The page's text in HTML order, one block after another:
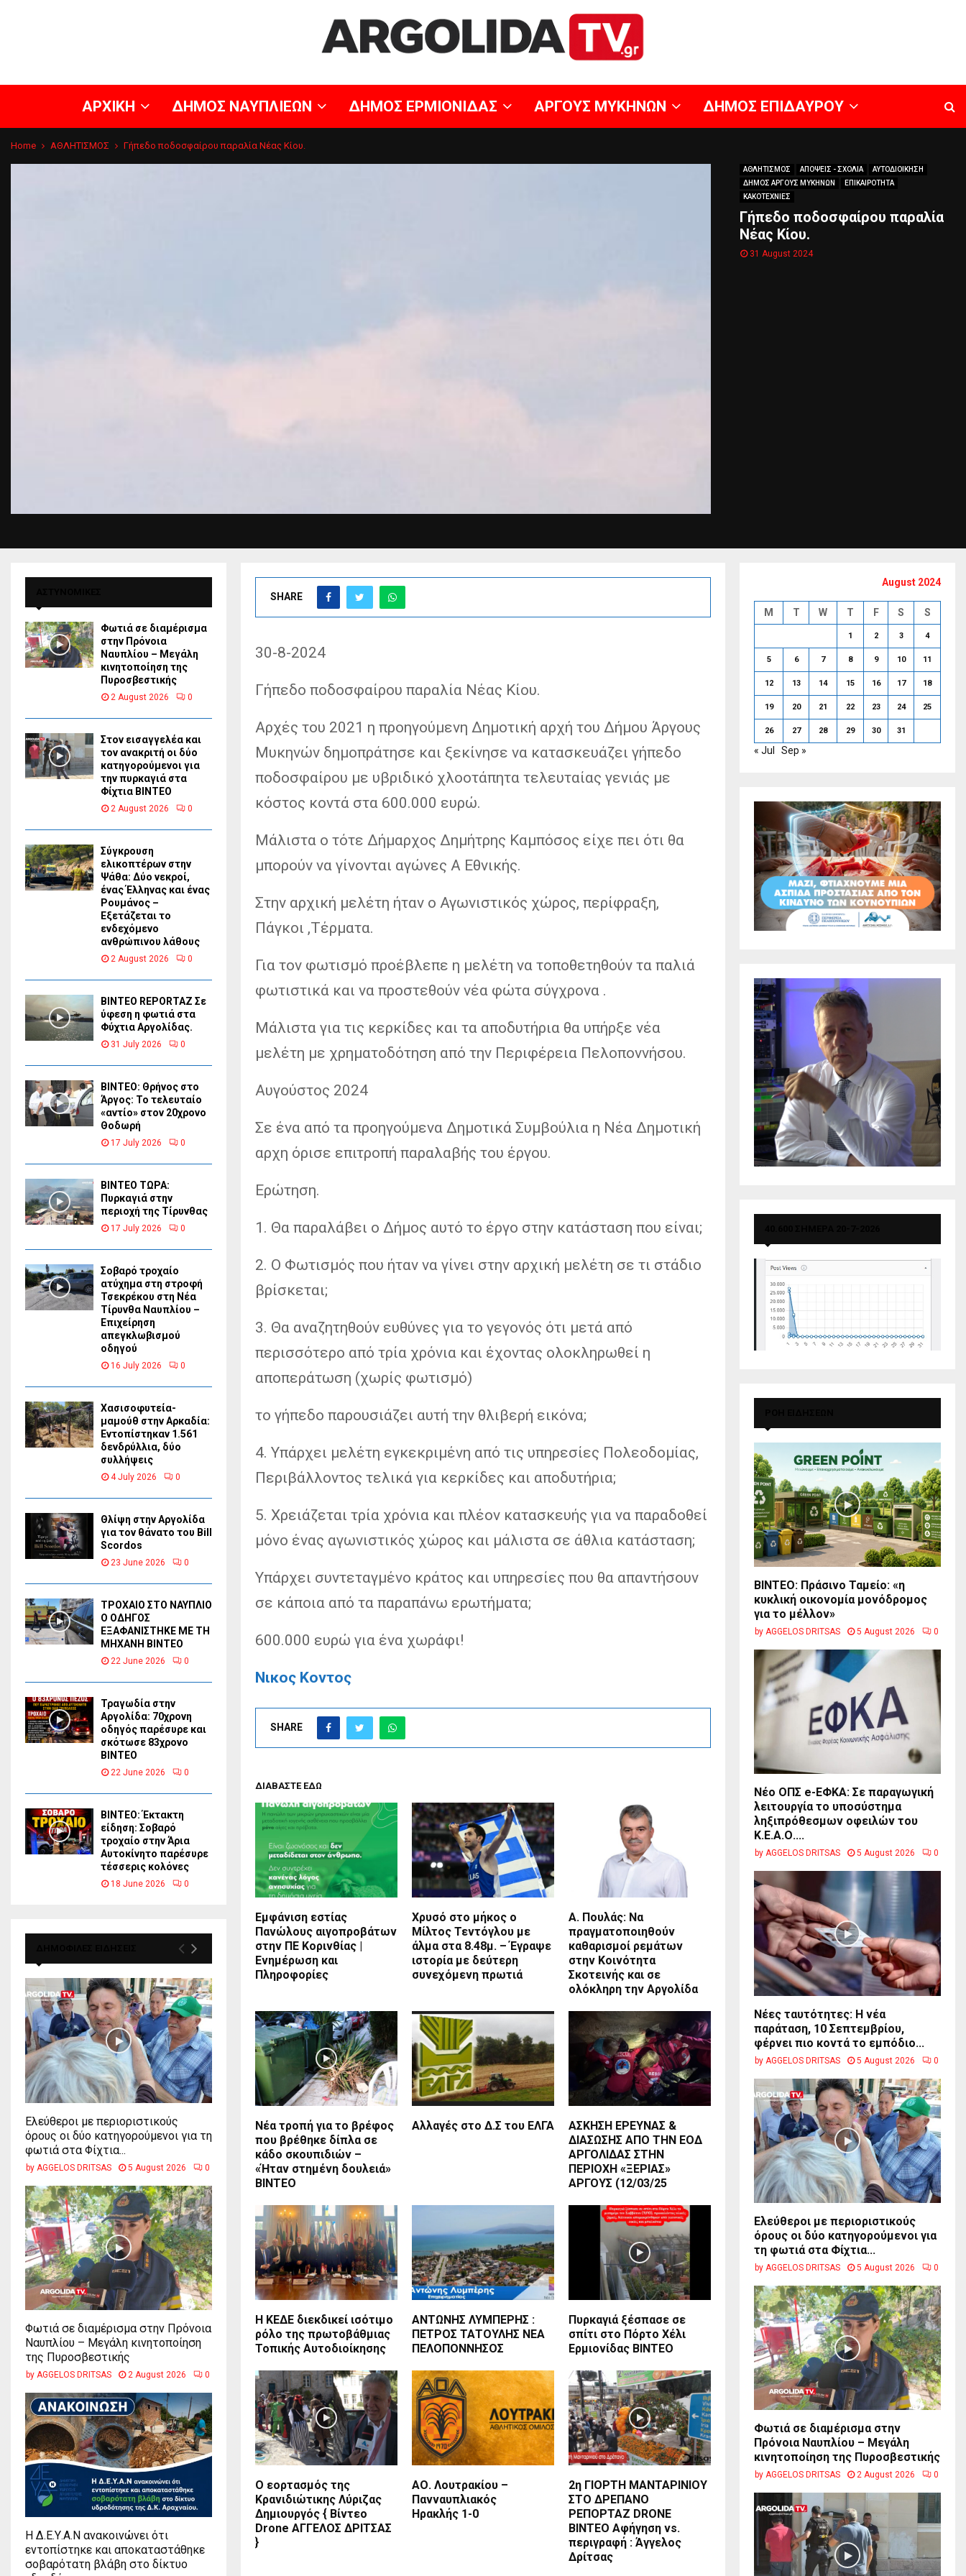
ΑΡΧΙΚΗ ΔΗΜΟΣ ΝΑΥΠΛΙΕΩΝ ΔΗΜΟΣ ΕΡΜΙΟΝΙΔΑΣ ΑΡΓΟΥΣ ΜΥΚΗΝΩΝ ΔΗΜΟΣ ΕΠΙΔΑΥΡΟΥ
Home ΑΘΛΗΤΙΣΜΟΣ Γήπεδο ποδοσφαίρου παραλία Νέας Κίου.
ΑΘΛΗΤΙΣΜΟΣ ΑΠΟΨΕΙΣ - ΣΧΟΛΙΑ
ΑΥΤΟΔΙΟΙΚΗΣΗ
ΔΗΜΟΣ ΑΡΓΟΥΣ ΜΥΚΗΝΩΝ
ΕΠΙΚΑΙΡΟΤΗΤΑ
ΚΑΚΟΤΕΧΝΙΕΣ
Γήπεδο ποδοσφαίρου παραλία
Νέας Κίου.
31 August 2024
SHARE
30-8-2024
Γήπεδο ποδοσφαίρου παραλία Νέας Κίου.
Αρχές του 2021 η προηγούμενη Δημοτική αρχή του Δήμου Άργους
Μυκηνών δημοπράτησε και ξεκίνησε να κατασκευάζει γήπεδο
ποδοσφαίρου με υβριδικό χλοοτάπητα τελευταίας γενιάς με
κόστος κοντά στα 600.000 ευρώ.
Μάλιστα ο τότε Δήμαρχος Δημήτρης Καμπόσος είχε πει ότι θα
μπορούν να γίνονται αγώνες Α Εθνικής.
Στην αρχική μελέτη ήταν ο Αγωνιστικός χώρος, περίφραξη,
Πάγκοι ,Τέρματα.
Για τον φωτισμό προέβλεπε η μελέτη να τοποθετηθούν τα παλιά
φωτιστικά και να προστεθούν νέα φώτα σύγχρονα .
Μάλιστα για τις κερκίδες και τα αποδυτήρια θα υπήρξε νέα
μελέτη με χρηματοδότηση από την Περιφέρεια Πελοποννήσου.
Αυγούστος 2024
Σε ένα από τα προηγούμενα Δημοτικά Συμβούλια η Νέα Δημοτική
αρχη όρισε επιτροπή παραλαβής του έργου.
Ερώτηση.
1. Θα παραλάβει ο Δήμος αυτό το έργο στην κατάσταση που είναι;
2. Ο Φωτισμός που ήταν να γίνει στην αρχική μελέτη σε τι στάδιο
βρίσκεται;
3. Θα αναζητηθούν ευθύνες για το γεγονός ότι μετά από
περισσότερο από τρία χρόνια και έχοντας ολοκληρωθεί η
αποπεράτωση (χωρίς φωτισμό)
το γήπεδο παρουσιάζει αυτή την θλιβερή εικόνα;
4. Υπάρχει μελέτη εγκεκριμένη από τις υπηρεσίες Πολεοδομίας,
Περιβάλλοντος τελικά για κερκίδες και αποδυτήρια;
5. Χρειάζεται τρία χρόνια και πλέον κατασκευής για να παραδοθεί
μόνο ένας αγωνιστικός χώρος και μάλιστα σε άθλια κατάσταση;
Υπάρχει συντεταγμένο κράτος και υπηρεσίες που θα απαντήσουν
σε κάποια από τα παραπάνω ερωτήματα;
600.000 ευρώ για ένα χωράφι!
Νικος Κοντος
SHARE
ΔΙΑΒΑΣΤΕ ΕΔΩ
Εμφάνιση εστίας
Πανώλους αιγοπροβάτων
στην ΠΕ Κορινθίας |
Ενημέρωση και
Πληροφορίες
Χρυσό στο μήκος ο
Μίλτος Τεντόγλου με
άλμα στα 8.48μ. – Έγραψε
ιστορία με δεύτερη
συνεχόμενη πρωτιά
Α. Πουλάς: Να
πραγματοποιηθούν
καθαρισμοί ρεμάτων
στην Κοινότητα
Σκοτεινής και σε
ολόκληρη την Αργολίδα
Νέα τροπή για το βρέφος
που βρέθηκε δίπλα σε
κάδο σκουπιδιών –
«Ήταν στημένη δουλειά»
ΒΙΝΤΕΟ
Αλλαγές στο Δ.Σ του ΕΛΓΑ
ΑΣΚΗΣΗ ΕΡΕΥΝΑΣ &
ΔΙΑΣΩΣΗΣ ΑΠΟ ΤΗΝ ΕΟΔ
ΑΡΓΟΛΙΔΑΣ ΣΤΗΝ
ΠΕΡΙΟΧΗ «ΞΕΡΙΑΣ»
ΑΡΓΟΥΣ (12/03/25
Η ΚΕΔΕ διεκδικεί ισότιμο
ρόλο της πρωτοβάθμιας
Τοπικής Αυτοδιοίκησης
ΑΝΤΩΝΗΣ ΛΥΜΠΕΡΗΣ :
ΠΕΤΡΟΣ ΤΑΤΟΥΛΗΣ ΝΕΑ
ΠΕΛΟΠΟΝΝΗΣΟΣ
Πυρκαγιά ξέσπασε σε
σπίτι στο Πόρτο Χέλι
Ερμιονίδας BINTEO
Ο εορτασμός της
Κρανιδιώτικης Λύριζας
Δημιουργός { Βίντεο
Drone ΑΓΓΕΛΟΣ ΔΡΙΤΣΑΣ
}
ΑΟ. Λουτρακίου –
Πανναυπλιακός
Ηρακλής 1-0
2η ΓΙΟΡΤΗ ΜΑΝΤΑΡΙΝΙΟΥ
ΣΤΟ ΔΡΕΠΑΝΟ
ΡΕΠΟΡΤΑΖ DRONE
BINTEO Αφήγηση vs.
περιγραφή : Άγγελος
Δρίτσας
Φωτιά σε διαμέρισμα
στην Πρόνοια
Ναυπλίου – Μεγάλη
κινητοποίηση της
Πυροσβεστικής
2 August 2026 0
Στον εισαγγελέα και
τον ανακριτή οι δύο
κατηγορούμενοι για
την πυρκαγιά στα
Φίχτια ΒΙΝΤΕΟ
2 August 2026 0
Σύγκρουση
ελικοπτέρων στην
Ψάθα: Δύο νεκροί,
ένας Έλληνας και ένας
Ρουμάνος –
Εξετάζεται το
ενδεχόμενο
ανθρώπινου λάθους
2 August 2026 0
BINTEO REPORTAZ Σε
ύφεση η φωτιά στα
Φύχτια Αργολίδας.
31 July 2026 0
ΒΙΝΤΕΟ: Θρήνος στο
Άργος: Το τελευταίο
«αντίο» στον 20χρονο
Θοδωρή
17 July 2026 0
ΒΙΝΤΕΟ ΤΩΡΑ:
Πυρκαγιά στην
περιοχή της Τίρυνθας
17 July 2026 0
Σοβαρό τροχαίο
ατύχημα στη στροφή
Τσεκρέκου στη Νέα
Τίρυνθα Ναυπλίου –
Επιχείρηση
απεγκλωβισμού
οδηγού
16 July 2026 0
Χασισοφυτεία-
μαμούθ στην Αρκαδία:
Εντοπίστηκαν 1.561
δενδρύλλια, δύο
συλλήψεις
4 July 2026 0
Θλίψη στην Αργολίδα
για τον θάνατο του Bill
Scordos
23 June 2026 0
ΤΡΟΧΑΙΟ ΣΤΟ ΝΑΥΠΛΙΟ
Ο ΟΔΗΓΟΣ
ΕΞΑΦΑΝΙΣΤΗΚΕ ΜΕ ΤΗ
ΜΗΧΑΝΗ ΒΙΝΤΕΟ
22 June 2026 0
Τραγωδία στην
Αργολίδα: 70χρονη
οδηγός παρέσυρε και
σκότωσε 83χρονο
ΒΙΝΤΕΟ
22 June 2026 0
ΒΙΝΤΕΟ: Έκτακτη
είδηση: Σοβαρό
τροχαίο στην Άρια
Αυτοκίνητο παρέσυρε
τέσσερις κολόνες
18 June 2026 0
Ελεύθεροι με περιοριστικούς
όρους οι δύο κατηγορούμενοι για τη
φωτιά στα Φίχτια...
by AGGELOS DRITSAS 5 August 2026 0
Φωτιά σε διαμέρισμα στην Πρόνοια
Ναυπλίου – Μεγάλη κινητοποίηση
της Πυροσβεστικής
by AGGELOS DRITSAS 2 August 2026 0
Η Δ.Ε.Υ.Α.Ν ανακοινώνει ότι
εντοπίστηκε και αποκαταστάθηκε
σοβαρότατη βλάβη στο δίκτυο
August 2024
M T W T F S S
1 2 3 4
5 6 7 8 9 10 11
12 13 14 15 16 17 18
19 20 21 22 23 24 25
26 27 28 29 30 31
« Jul Sep »
BINTEO: Πράσινο Ταμείο: «η
κυκλική οικονομία μονόδρομος
για το μέλλον»
by AGGELOS DRITSAS 5 August 2026 0
Νέο ΟΠΣ e-ΕΦΚΑ: Σε παραγωγική
λειτουργία το υποσύστημα
ληξιπρόθεσμων οφειλών του
Κ.Ε.Α.Ο....
by AGGELOS DRITSAS 5 August 2026 0
Νέες ταυτότητες: Η νέα
παράταση, 10 Σεπτεμβρίου,
φέρνει πιο κοντά το εμπόδιο...
by AGGELOS DRITSAS 5 August 2026 0
Ελεύθεροι με περιοριστικούς
όρους οι δύο κατηγορούμενοι για
τη φωτιά στα Φίχτια...
by AGGELOS DRITSAS 5 August 2026 0
Φωτιά σε διαμέρισμα στην
Πρόνοια Ναυπλίου – Μεγάλη
κινητοποίηση της Πυροσβεστικής
by AGGELOS DRITSAS 2 August 2026 0